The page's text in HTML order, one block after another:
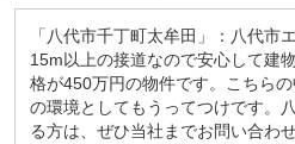
「八代市千丁町太牟田」：八代市
15m以上の接道なので安心して建
格が450万円の物件です。こちら
の環境としてもうってつけです。
る方は、ぜひ当社までお問い合わ